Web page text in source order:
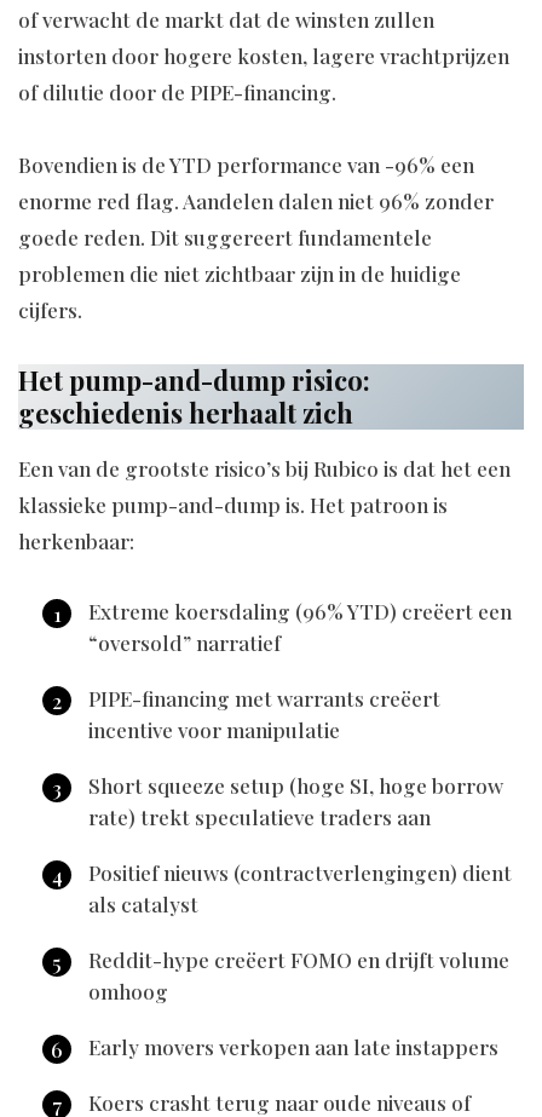
of verwacht de markt dat de winsten zullen
instorten door hogere kosten, lagere vrachtprijzen
of dilutie door de PIPE-financing.
Bovendien is de YTD performance van -96% een
enorme red flag. Aandelen dalen niet 96% zonder
goede reden. Dit suggereert fundamentele
problemen die niet zichtbaar zijn in de huidige
cijfers.
Het pump-and-dump risico:
geschiedenis herhaalt zich
Een van de grootste risico’s bij Rubico is dat het een
klassieke pump-and-dump is. Het patroon is
herkenbaar:
Extreme koersdaling (96% YTD) creëert een
“oversold” narratief
PIPE-financing met warrants creëert
incentive voor manipulatie
Short squeeze setup (hoge SI, hoge borrow
rate) trekt speculatieve traders aan
Positief nieuws (contractverlengingen) dient
als catalyst
Reddit-hype creëert FOMO en drijft volume
omhoog
Early movers verkopen aan late instappers
Koers crasht terug naar oude niveaus of